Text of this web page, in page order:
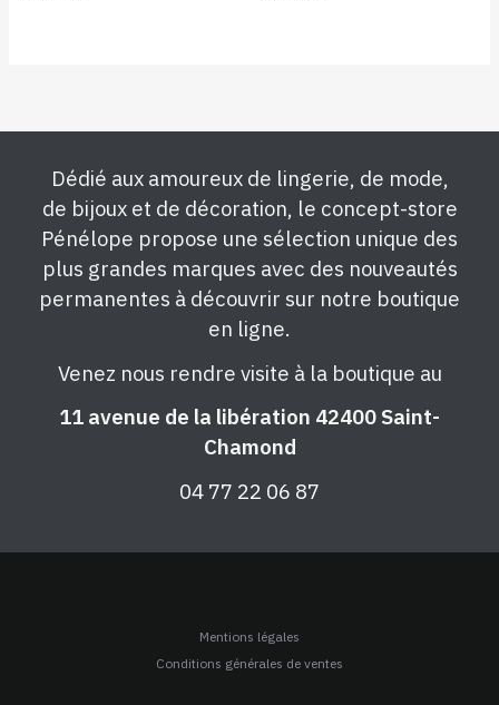
Dédié aux amoureux de lingerie, de mode,
de bijoux et de décoration, le concept-store
Pénélope propose une sélection unique des
plus grandes marques avec des nouveautés
permanentes à découvrir sur notre boutique
en ligne.
Venez nous rendre visite à la boutique au
11 avenue de la libération 42400 Saint-
Chamond
04 77 22 06 87
Mentions légales
Conditions générales de ventes